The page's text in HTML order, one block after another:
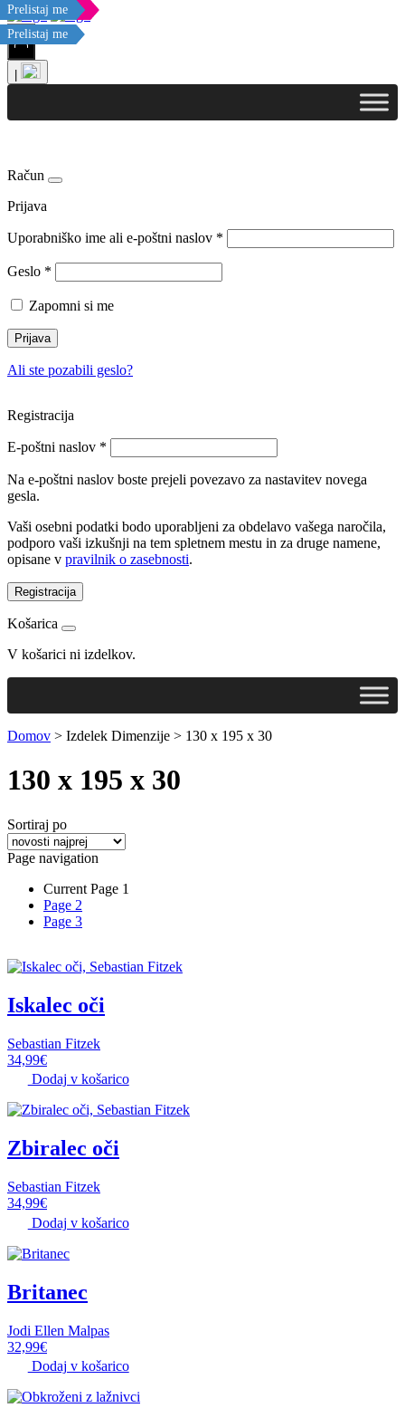
Račun
Prijava
Uporabniško ime ali e-poštni naslov *
Geslo *
Zapomni si me
Prijava
Ali ste pozabili geslo?
Registracija
E-poštni naslov *
Na e-poštni naslov boste prejeli povezavo za nastavitev novega
gesla.
Vaši osebni podatki bodo uporabljeni za obdelavo vašega naročila,
podporo vaši izkušnji na tem spletnem mestu in za druge namene,
opisane v pravilnik o zasebnosti.
Registracija
Košarica
V košarici ni izdelkov.
Domov > Izdelek Dimenzije > 130 x 195 x 30
130 x 195 x 30
Sortiraj po
Page navigation
Current Page 1
Page 2
Page 3
Posebna izdaja
Prelistaj me
Iskalec oči
Sebastian Fitzek
34,99€
Dodaj v košarico
Posebna izdaja
Prelistaj me
Zbiralec oči
Sebastian Fitzek
34,99€
Dodaj v košarico
Britanec
Jodi Ellen Malpas
32,99€
Dodaj v košarico
Prelistaj me
Prelistaj me
Prelistaj me
Prelistaj me
Prelistaj me
Prelistaj me
Prelistaj me
Prelistaj me
Prelistaj me